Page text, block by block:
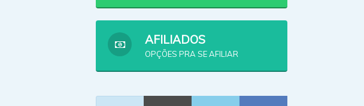
AFILIADOS
OPÇÕES PRA SE AFILIAR